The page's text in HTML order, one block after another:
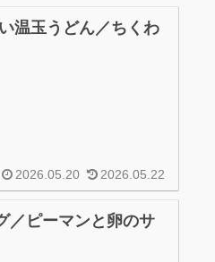
温玉うどん／ちくわ
2026.05.20 2026.05.22
／ピーマンと卵のサ